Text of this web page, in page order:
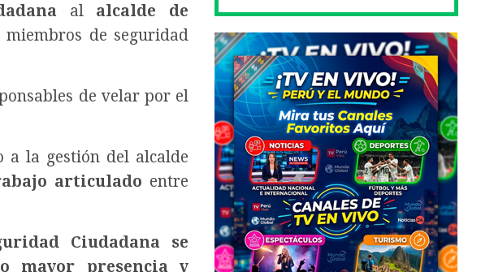
al alcalde de
de seguridad
de velar por el
a la gestión del alcalde
articulado entre
Ciudadana se
mayor presencia y